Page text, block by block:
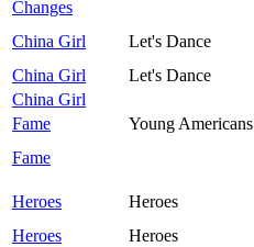
Changes
China Girl
Let's Dance
China Girl
Let's Dance
China Girl
Fame
Young Americans
Fame
Heroes
Heroes
Heroes
Heroes